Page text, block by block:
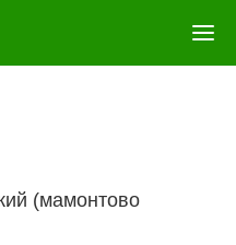
(мамонтово